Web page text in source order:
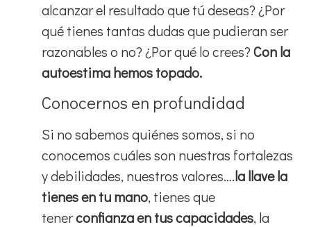
alcanzar el resultado que tú deseas? ¿Por
qué tienes tantas dudas que pudieran ser
razonables o no? ¿Por qué lo crees?Con la
autoestima hemos topado.
Conocernos en profundidad
Si no sabemos quiénes somos, si no
conocemos cuáles son nuestras fortalezas
y debilidades, nuestros valores….la llave la
tienes en tu mano, tienes que
tenerconfianza en tus capacidades, la